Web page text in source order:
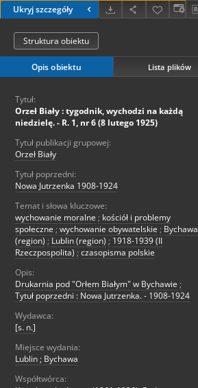
Ukryj szczegóły
Struktura obiektu
Opis obiektu Lista plików
Tytuł:
Orzeł Biały : tygodnik, wychodzi na każdą
niedzielę. - R. 1, nr 6 (8 lutego 1925)
Tytuł publikacji grupowej:
Orzeł Biały
Tytuł poprzedni:
Nowa Jutrzenka 1908-1924
Temat i słowa kluczowe:
wychowanie moralne ; kościół i problemy
społeczne ; wychowanie obywatelskie ; Bychawa
(region) ; Lublin (region) ; 1918-1939 (II
Rzeczpospolita) ; czasopisma polskie
Opis:
Drukarnia pod "Orłem Białym" w Bychawie ;
Tytuł poprzedni : Nowa Jutrzenka. - 1908-1924
Wydawca:
[s. n.]
Miejsce wydania:
Lublin ; Bychawa
Współtwórca: